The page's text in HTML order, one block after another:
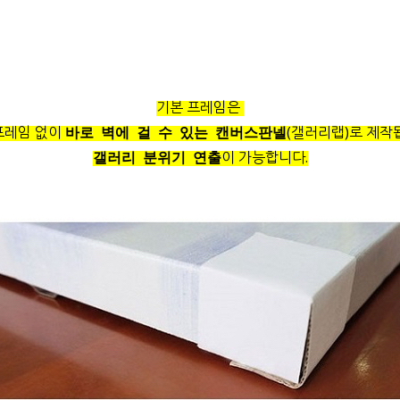
기본 프레임은
레임 없이 바로 벽에 걸 수 있는 캔버스판넬(갤러리랩)로 제작
갤러리 분위기 연출이 가능합니다.